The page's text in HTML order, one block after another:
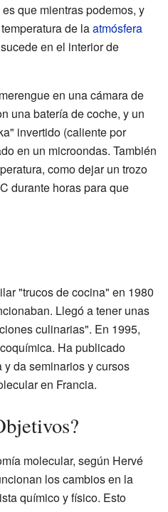
que mientras podemos, y
de laatmósfera
en el interior de
en una cámara de
una batería de coche, y un
invertido (caliente por
en un microondas. También
como dejar un trozo
durante horas para que
"trucos de cocina" en 1980
Llegó a tener unas
culinarias". En 1995,
Ha publicado
da seminarios y cursos
en Francia.
molecular, según Hervé
los cambios en la
químico y físico. Esto